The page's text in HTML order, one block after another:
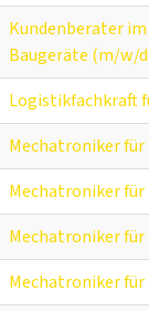
Kundenberater
Baugeräte (m/w/
Logistikfachkraft
Mechatroniker für
Mechatroniker
Mechatroniker
Mechatroniker